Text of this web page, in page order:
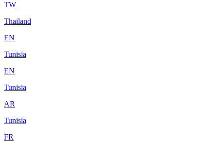
TW
Thailand
EN
Tunisia
EN
Tunisia
AR
Tunisia
FR